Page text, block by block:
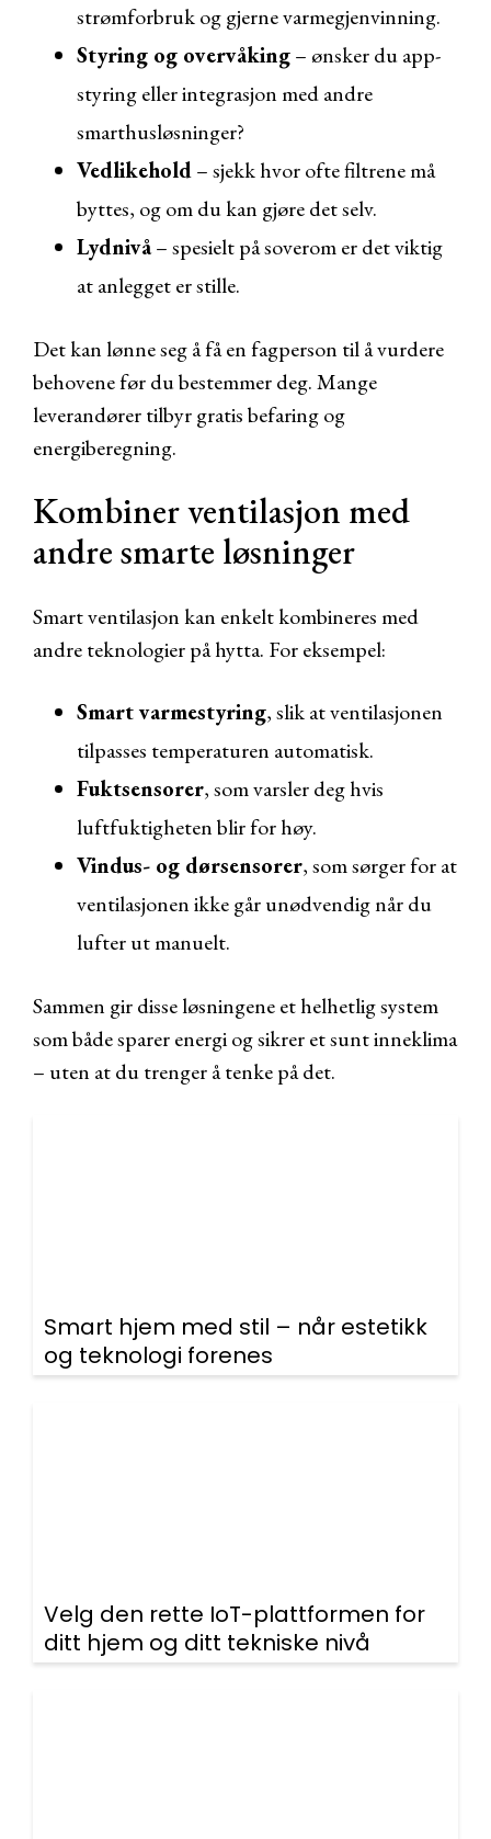
strømforbruk og gjerne varmegjenvinning.
Styring og overvåking– ønsker du app-
styring eller integrasjon med andre
smarthusløsninger?
Vedlikehold– sjekk hvor ofte filtrene må
byttes, og om du kan gjøre det selv.
Lydnivå– spesielt på soverom er det viktig
at anlegget er stille.
Det kan lønne seg å få en fagperson til å vurdere
behovene før du bestemmer deg. Mange
leverandører tilbyr gratis befaring og
energiberegning.
Kombiner ventilasjon med
andre smarte løsninger
Smart ventilasjon kan enkelt kombineres med
andre teknologier på hytta. For eksempel:
Smart varmestyring, slik at ventilasjonen
tilpasses temperaturen automatisk.
Fuktsensorer, som varsler deg hvis
luftfuktigheten blir for høy.
Vindus- og dørsensorer, som sørger for at
ventilasjonen ikke går unødvendig når du
lufter ut manuelt.
Sammen gir disse løsningene et helhetlig system
som både sparer energi og sikrer et sunt inneklima
– uten at du trenger å tenke på det.
Smart hjem med stil – når estetikk
og teknologi forenes
Velg den rette IoT-plattformen for
ditt hjem og ditt tekniske nivå